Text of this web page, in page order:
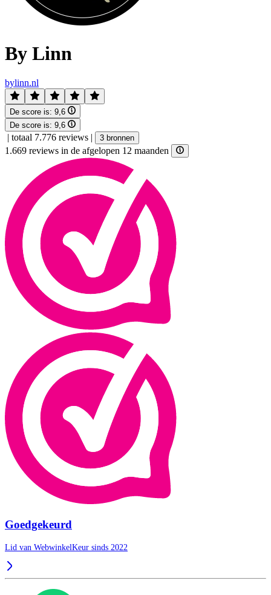
By Linn
bylinn.nl
De score is: 9,6
De score is: 9,6
| totaal 7.776 reviews | 3 bronnen
1.669 reviews in de afgelopen 12 maanden
Goedgekeurd
Lid van WebwinkelKeur sinds 2022